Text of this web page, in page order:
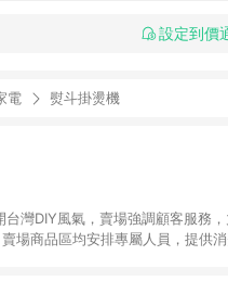
設定到價
電 熨斗掛燙機
台灣DIY風氣，賣場強調顧客服務
場商品區均安排專屬人員，提供